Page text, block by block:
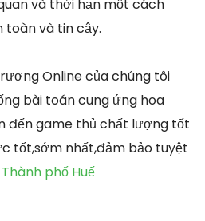
và thời hạn một cách
toàn và tin cậy.
Online của chúng tôi
bài toán cung ứng hoa
đến game thủ chất lượng tốt
tốt,sớm nhất,đảm bảo tuyệt
phố Huế